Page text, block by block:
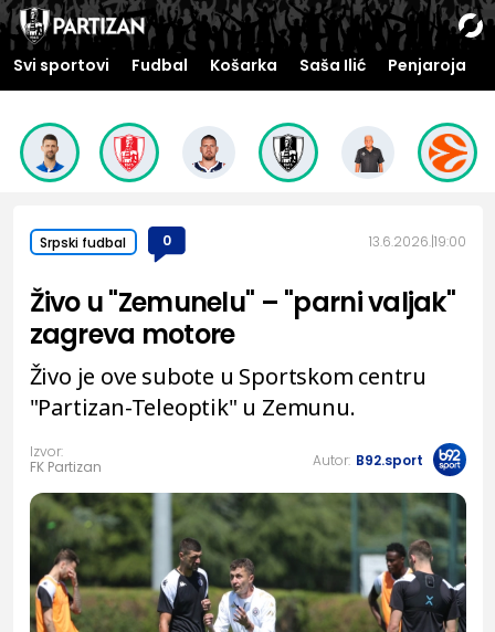
Svi sportovi Fudbal Košarka Saša Ilić Penjaroja
Srpski fudbal 0 13.6.2026. 19:00
Živo u "Zemunelu" – "parni valjak"
zagreva motore
Živo je ove subote u Sportskom centru
"Partizan-Teleoptik" u Zemunu.
Izvor:
FK Partizan
Autor: B92.sport